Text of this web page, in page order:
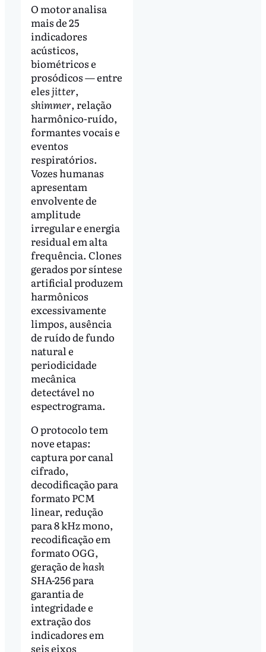
O motor analisa
mais de 25
indicadores
acústicos,
biométricos e
prosódicos — entre
elesjitter,
shimmer, relação
harmônico-ruído,
formantes vocais e
eventos
respiratórios.
Vozes humanas
apresentam
envolvente de
amplitude
irregular e energia
residual em alta
frequência. Clones
gerados por síntese
artificial produzem
harmônicos
excessivamente
limpos, ausência
de ruído de fundo
natural e
periodicidade
mecânica
detectável no
espectrograma.
O protocolo tem
nove etapas:
captura por canal
cifrado,
decodificação para
formato PCM
linear, redução
para 8 kHz mono,
recodificação em
formato OGG,
geração dehash
SHA-256 para
garantia de
integridade e
extração dos
indicadores em
seis eixos